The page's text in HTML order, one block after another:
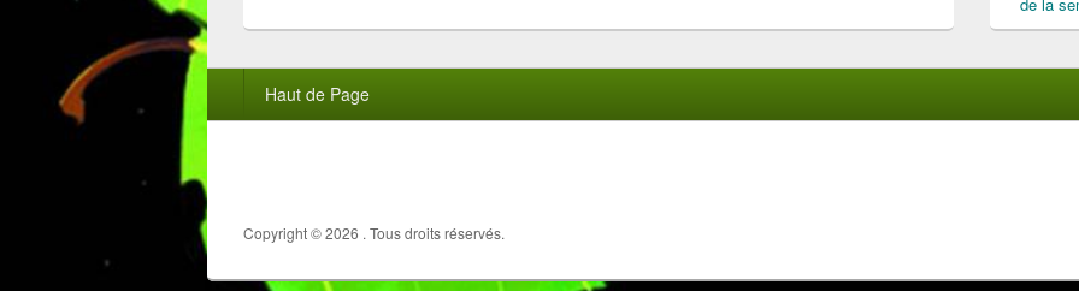
de la
page
Haut de Page
Copyright © 2026 . Tous droits réservés.